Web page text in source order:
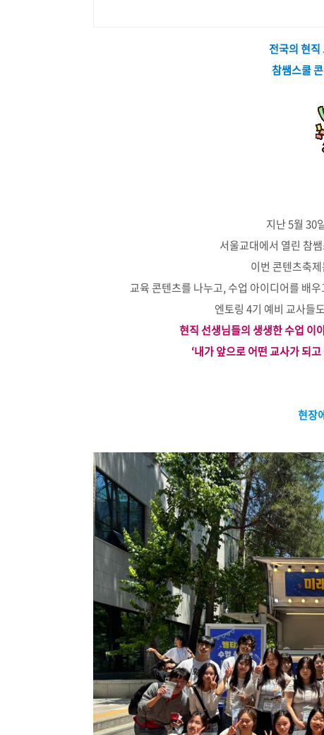
전국의 현직
참쌤스쿨
지난 5월 30
서울교대에서 열린 참
이번 콘텐츠축
교육 콘텐츠를 나누고, 수업 아이디어를 배
엔토링 4기 예비 교사들
현직 선생님들의 생생한 수업 이
‘내가 앞으로 어떤 교사가 되
현장